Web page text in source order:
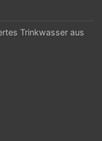
Trinkwasser aus